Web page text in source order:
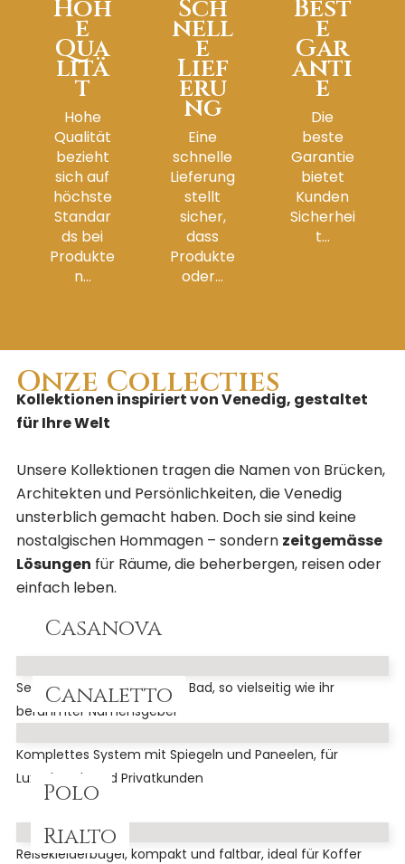
Hoh
e
Qua
litä
t
Hohe
Qualität
bezieht
sich auf
höchste
Standar
ds bei
Produkte
n...
Sch
nell
e
Lief
eru
ng
Eine
schnelle
Lieferung
stellt
sicher,
dass
Produkte
oder...
Best
e
Gar
anti
e
Die
beste
Garantie
bietet
Kunden
Sicherhei
t...
Onze Collecties
Kollektionen inspiriert von Venedig, gestaltet
für Ihre Welt
Unsere Kollektionen tragen die Namen von Brücken,
Architekten und Persönlichkeiten, die Venedig
unsterblich gemacht haben. Doch sie sind keine
nostalgischen Hommagen – sondern zeitgemässe
Lösungen für Räume, die beherbergen, reisen oder
einfach leben.
Sets für Schlafzimmer und Bad, so vielseitig wie ihr
berühmter Namensgeber
Casanova
Canaletto
Komplettes System mit Spiegeln und Paneelen, für
Luxushotels und Privatkunden
Polo
Reisekleiderbügel, kompakt und faltbar, ideal für Koffer
Rialto